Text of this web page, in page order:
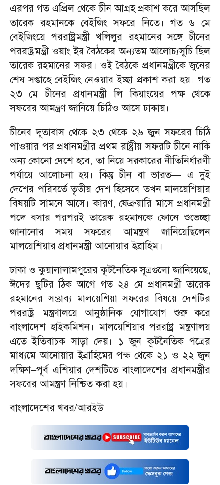
এরপর গত এপ্রিল থেকে চীন আগ্রহ প্রকাশ করে আসছিল
তারেক রহমানকে বেইজিং সফরে নিতে। গত ৬ মে
বেইজিংয়ে পররাষ্ট্রমন্ত্রী খলিলুর রহমানের সঙ্গে চীনের
পররাষ্ট্রমন্ত্রী ওয়াং ইর বৈঠকের অন্যতম আলোচ্যসূচি ছিল
তারেক রহমানের সফর। ওই বৈঠকে প্রধানমন্ত্রীকে জুনের
শেষ সপ্তাহে বেইজিং নেওয়ার ইচ্ছা প্রকাশ করা হয়। গত
২৩ মে চীনের প্রধানমন্ত্রী লি কিয়াংয়ের পক্ষ থেকে
সফরের আমন্ত্রণ জানিয়ে চিঠিও আসে ঢাকায়।
চীনের দূতাবাস থেকে ২৩ থেকে ২৬ জুন সফরের চিঠি
পাওয়ার পর প্রধানমন্ত্রীর প্রথম রাষ্ট্রীয় সফরটি চীনে নাকি
অন্য কোনো দেশে হবে, তা নিয়ে সরকারের নীতিনির্ধারণী
পর্যায়ে আলোচনা হয়। কিন্তু চীন বা ভারত— এ দুই
দেশের পরিবর্তে তৃতীয় দেশ হিসেবে তখন মালয়েশিয়ার
বিষয়টি সামনে আসে। কারণ, ফেব্রুয়ারি মাসে প্রধানমন্ত্রী
পদে বসার পরপরই তারেক রহমানকে ফোনে শুভেচ্ছা
জানানোর সময় সফরের আমন্ত্রণ জানিয়েছিলেন
মালয়েশিয়ার প্রধানমন্ত্রী আনোয়ার ইব্রাহিম।
ঢাকা ও কুয়ালালামপুরের কূটনৈতিক সূত্রগুলো জানিয়েছে,
ঈদের ছুটির ঠিক আগে গত ২৪ মে প্রধানমন্ত্রী তারেক
রহমানের সম্ভাব্য মালয়েশিয়া সফরের বিষয়ে দেশটির
পররাষ্ট্র মন্ত্রণালয়ে আনুষ্ঠানিক যোগাযোগ শুরু করে
বাংলাদেশ হাইকমিশন। মালয়েশিয়ার পররাষ্ট্র মন্ত্রণালয়
এতে ইতিবাচক সাড়া দেয়। ১ জুন কূটনৈতিক পত্রের
মাধ্যমে আনোয়ার ইব্রাহিমের পক্ষ থেকে ২১ ও ২২ জুন
দক্ষিণ–পূর্ব এশিয়ার দেশটিতে বাংলাদেশের প্রধানমন্ত্রীর
সফরের আমন্ত্রণ নিশ্চিত করা হয়।
বাংলাদেশের খবর/আরইউ